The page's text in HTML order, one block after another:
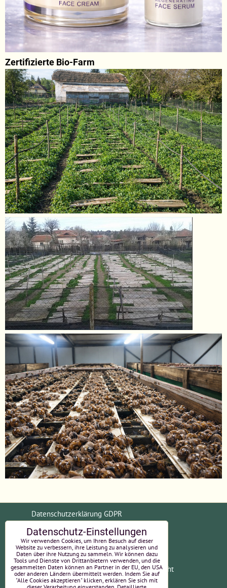
Zertifizierte Bio-Farm
Datenschutzerklärung GDPR
Allgemeine Geschäftsbedingungen (AGB)
Zahlungsinformationen
Widerrufsrecht
Datenschutz-Einstellungen
Wir verwenden Cookies, um Ihren Besuch auf dieser
Website zu verbessern, ihre Leistung zu analysieren und
Daten über ihre Nutzung zu sammeln. Wir können dazu
Tools und Dienste von Drittanbietern verwenden, und die
gesammelten Daten können an Partner in der EU, den USA
oder anderen Ländern übermittelt werden. Indem Sie auf
"Alle Cookies akzeptieren" klicken, erklären Sie sich mit